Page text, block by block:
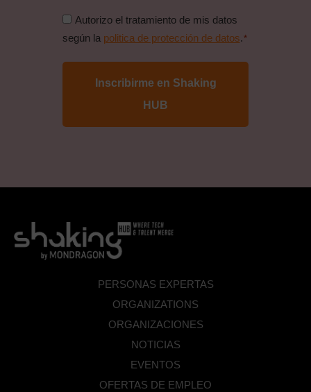
*
Consentimiento
politica
*
Autorizo el tratamiento de mis datos
según la politica de protección de datos. *
PERSONAS EXPERTAS
ORGANIZATIONS
ORGANIZACIONES
NOTICIAS
EVENTOS
OFERTAS DE EMPLEO